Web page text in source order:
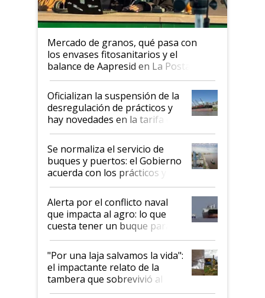
Mercado de granos, qué pasa con
los envases fitosanitarios y el
balance de Aapresid en La Posta
Oficializan la suspensión de la
desregulación de prácticos y
hay novedades en la tarifa de
la hidrovía
Se normaliza el servicio de
buques y puertos: el Gobierno
acuerda con los prácticos y
suspende el decreto de
desregulación
Alerta por el conflicto naval
que impacta al agro: lo que
cuesta tener un buque parado
y el peligro de que Argentina
pase a ser "país sucio"
"Por una laja salvamos la vida":
el impactante relato de la
tambera que sobrevivió al
tornado